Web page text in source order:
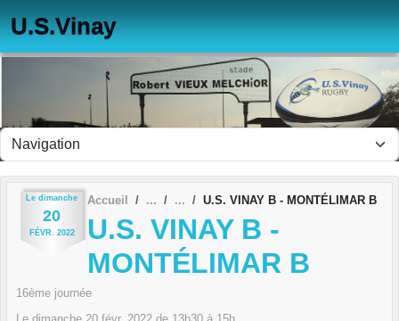
U.S.Vinay
Le dimanche
20
FÉVR. 2022
Accueil U.S. VINAY B - MONTÉLIMAR B
U.S. VINAY B -
MONTÉLIMAR B
16ème journée